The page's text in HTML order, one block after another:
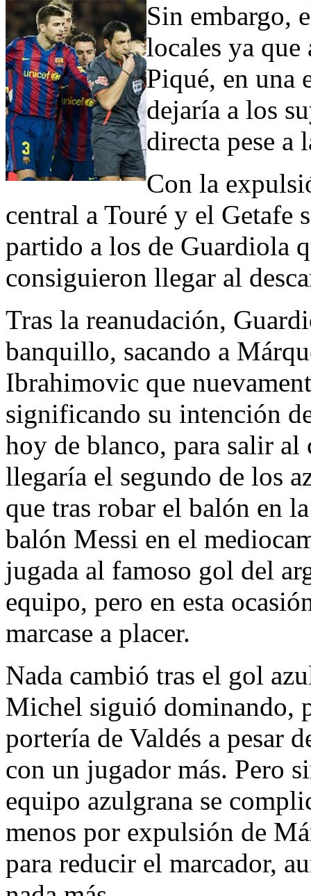
Sin embargo,
locales ya que
Piqué, en una
dejaría a los
directa pese a
Con la
central a Touré y el Getafe
partido a los de Guardiola
consiguieron llegar al
Tras la reanudación,
banquillo, sacando a
Ibrahimovic que
significando su intención
hoy de blanco, para salir al
llegaría el segundo de los
que tras robar el balón en
balón Messi en el
jugada al famoso gol del
equipo, pero en esta
marcase a placer.
Nada cambió tras el gol
Michel siguió dominando,
portería de Valdés a pesar
con un jugador más. Pero
equipo azulgrana se
menos por expulsión de
para reducir el marcador,